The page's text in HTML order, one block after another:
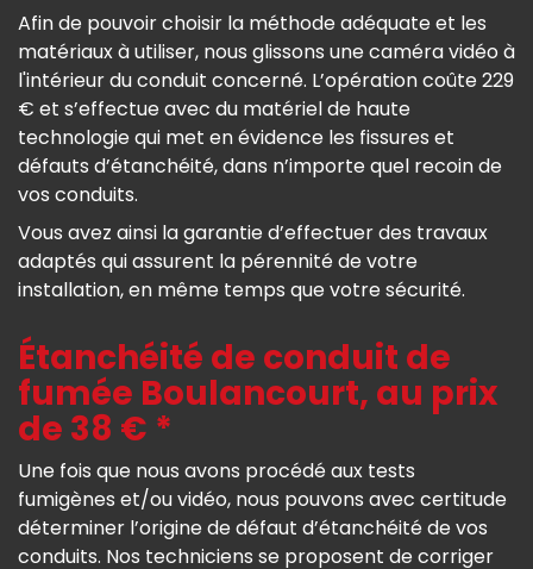
Afin de pouvoir choisir la méthode adéquate et les
matériaux à utiliser, nous glissons une caméra vidéo à
l'intérieur du conduit concerné. L’opération coûte 229
€ et s’effectue avec du matériel de haute
technologie qui met en évidence les fissures et
défauts d’étanchéité, dans n’importe quel recoin de
vos conduits.
Vous avez ainsi la garantie d’effectuer des travaux
adaptés qui assurent la pérennité de votre
installation, en même temps que votre sécurité.
Étanchéité de conduit de
fumée Boulancourt, au prix
de 38 € *
Une fois que nous avons procédé aux tests
fumigènes et/ou vidéo, nous pouvons avec certitude
déterminer l’origine de défaut d’étanchéité de vos
conduits. Nos techniciens se proposent de corriger